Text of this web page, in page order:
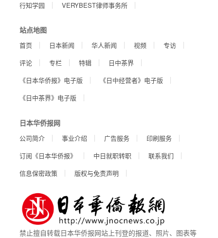
行知学园
VERYBEST律师事务所
站点地图
首页 日本新闻 华人新闻 视频
专访
评论
专栏 特辑
日中茶界
《日本华侨报》电子版
《日中经营者》电子版
《日中茶界》电子版
日本华侨报网
公司简介 事业介绍 广告服务
印刷服务
订阅《日本华侨报》
中日就职转职
联系我们
信息保密政策
版权与免责声明
禁止擅自转载日本华侨报网站上刊登的报道、照片、图表等